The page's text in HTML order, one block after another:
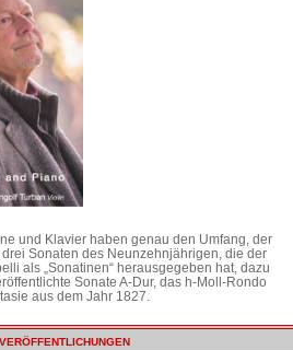
und Klavier haben genau den Umfang, der
Sonaten des Neunzehnjährigen, die der
als „Sonatinen“ herausgegeben hat, dazu
Sonate A-Dur, das h-Moll-Rondo
aus dem Jahr 1827.